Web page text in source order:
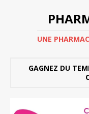
UNE
GAGNEZ DU